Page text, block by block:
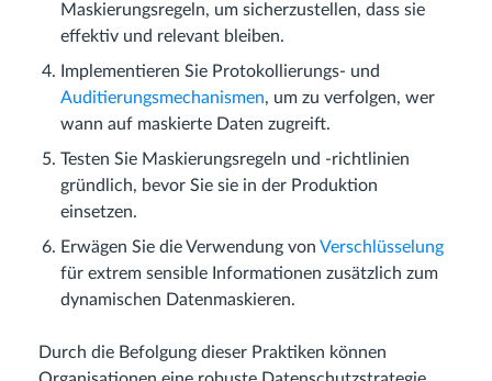
Maskierungsregeln, um sicherzustellen, dass sie
effektiv und relevant bleiben.
Implementieren Sie Protokollierungs- und
Auditierungsmechanismen, um zu verfolgen, wer
wann auf maskierte Daten zugreift.
Testen Sie Maskierungsregeln und -richtlinien
gründlich, bevor Sie sie in der Produktion
einsetzen.
Erwägen Sie die Verwendung von Verschlüsselung
für extrem sensible Informationen zusätzlich zum
dynamischen Datenmaskieren.
Durch die Befolgung dieser Praktiken können